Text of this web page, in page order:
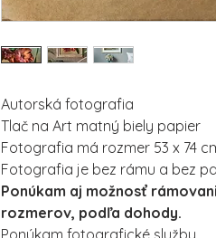
Autorská fotografia
Tlač na Art matný biely papier
Fotografia má rozmer 53 x 74
Fotografia je bez rámu a bez
Ponúkam aj možnosť
rozmerov, podľa dohody.
Ponúkam fotografické služby.